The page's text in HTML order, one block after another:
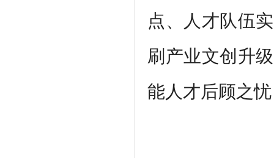
点、人才队伍
刷产业文创升
能人才后顾之